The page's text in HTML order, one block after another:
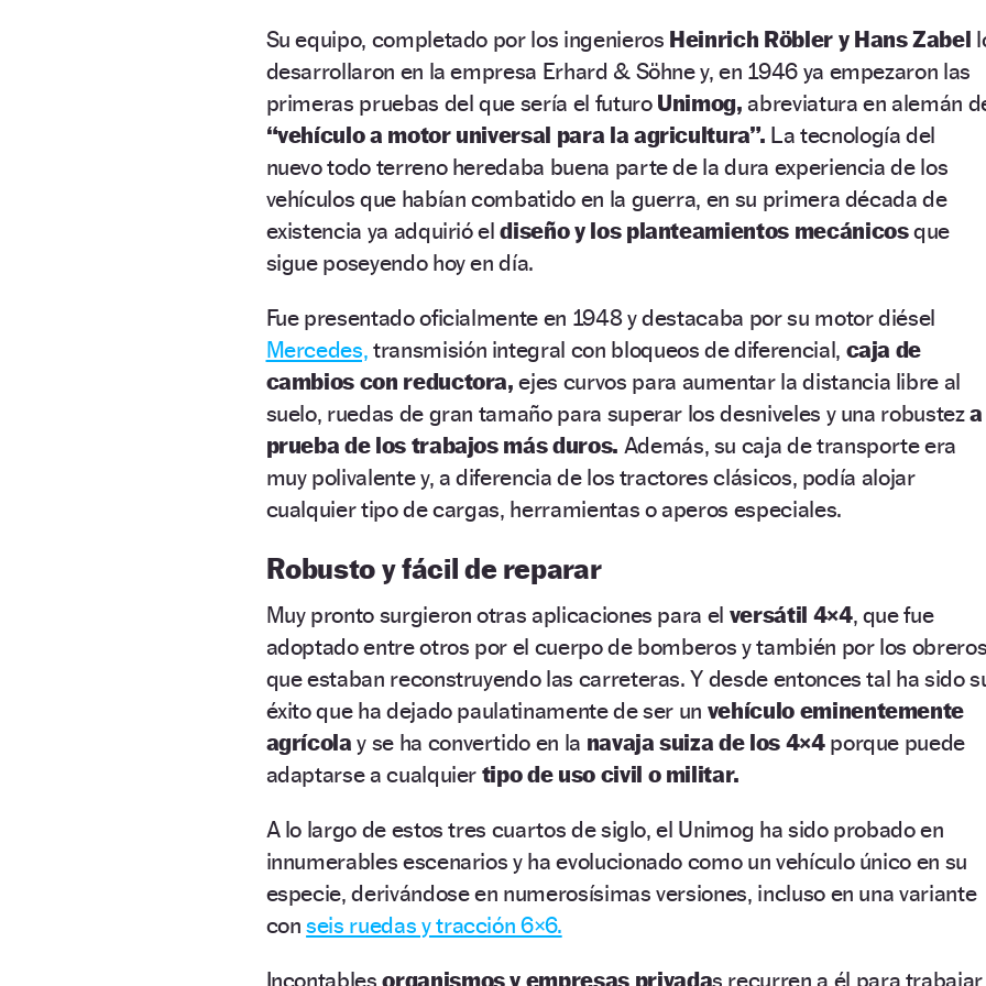
Su equipo, completado por los ingenieros Heinrich Röbler y Hans Zabel
desarrollaron en la empresa Erhard & Söhne y, en 1946 ya empezaron las
primeras pruebas del que sería el futuro Unimog, abreviatura en alemán
“vehículo a motor universal para la agricultura”. La tecnología del
nuevo todo terreno heredaba buena parte de la dura experiencia de los
vehículos que habían combatido en la guerra, en su primera década de
existencia ya adquirió eldiseño y los planteamientos mecánicosque
sigue poseyendo hoy en día.
Fue presentado oficialmente en 1948 y destacaba por su motor diésel
Mercedes, transmisión integral con bloqueos de diferencial, caja de
cambios con reductora, ejes curvos para aumentar la distancia libre al
suelo, ruedas de gran tamaño para superar los desniveles y una robusteza
prueba de los trabajos más duros. Además, su caja de transporte era
muy polivalente y, a diferencia de los tractores clásicos, podía alojar
cualquier tipo de cargas, herramientas o aperos especiales.
Robusto y fácil de reparar
Muy pronto surgieron otras aplicaciones para el versátil 4×4, que fue
adoptado entre otros por el cuerpo de bomberos y también por los
que estaban reconstruyendo las carreteras. Y desde entonces tal ha sido
éxito que ha dejado paulatinamente de ser un vehículo eminentemente
agrícola y se ha convertido en la navaja suiza de los 4×4porque puede
adaptarse a cualquier tipo de uso civil o militar.
A lo largo de estos tres cuartos de siglo, el Unimog ha sido probado en
innumerables escenarios y ha evolucionado como un vehículo único en su
especie, derivándose en numerosísimas versiones, incluso en una variante
conseis ruedas y tracción 6×6.
Incontablesorganismos y empresas privadas recurren a él para trabajar